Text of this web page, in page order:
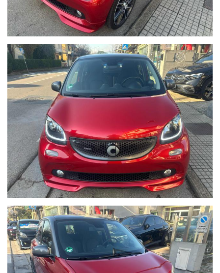
documenti per la circolazione.
8) ASSICURAZIONE: targa prova o tagliandino dell'assicurazione.(il
giorno prima
alla vostra agenzia
assicurativa, quest'ultima ci rifarà il fax con il tagliandino del
veicolo assicurato).
9) Fatto questo la Giusy Auto srl e staff vi ringrazia per il vostro
nuovo acquisto. Buon viaggio